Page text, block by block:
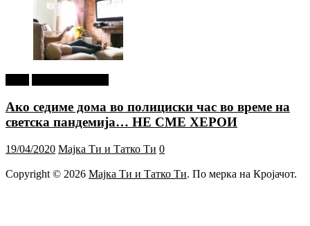
Ако седиме дома во полициски час во време на
светска пандемија… НЕ СМЕ ХЕРОИ
19/04/2020 Мајка Ти и Татко Ти 0
Copyright © 2026 Мајка Ти и Татко Ти. По мерка на Кројачот.